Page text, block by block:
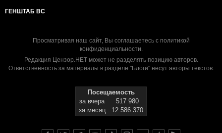
ГЕНШТАБ ВС
Просматривая наш сайт, Вы соглашаетесь с политикой
конфиденциальности.
Редакция Цензор.НЕТ может не разделять позицию авторов.
Ответственность за материалы в разделе "Блоги" несут авторы текстов.
Посещаемость
за вчера
517 980
за месяц
12 586 370